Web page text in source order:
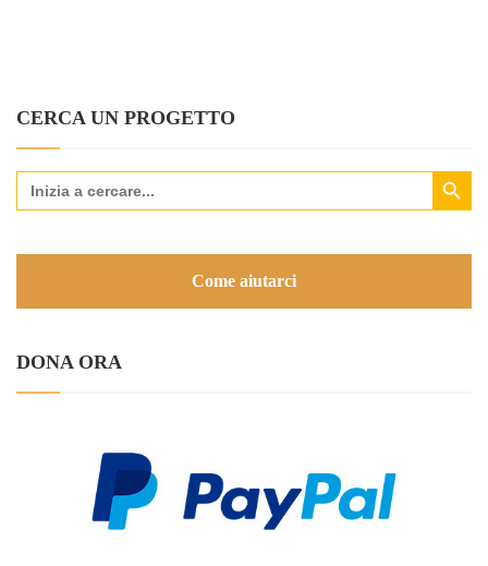
CERCA UN PROGETTO
Search
for:
Search Button
Come aiutarci
DONA ORA